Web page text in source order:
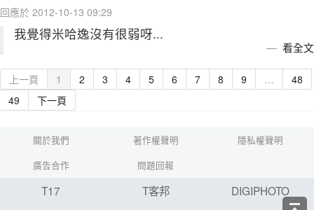
回應於 2012-10-13 09:29
我覺得米哈逸沒有很弱呀...
看全文
上一頁 1 2 3 4 5 6 7 8 9 …
48
49
下一頁
關於我們 著作權聲明
隱私權聲明
廣告合作
問題回報
T17 T客邦
DIGIPHOTO